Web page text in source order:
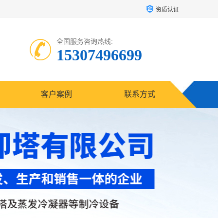
资质认证
全国服务咨询热线:
15307496699
客户案例 联系方式